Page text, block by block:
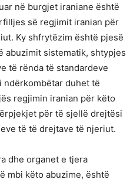
në burgjet iraniane është
së regjimit iranian për
Ky shfrytëzim është pjesë
abuzimit sistematik, shtypjes
të rënda të standardeve
ndërkombëtar duhet të
regjimin iranian për këto
për të sjellë drejtësi
të të drejtave të njeriut.
dhe organet e tjera
mbi këto abuzime, është